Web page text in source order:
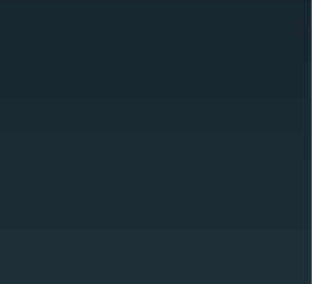
ード一覧に戻る
、配信の基本を解説。